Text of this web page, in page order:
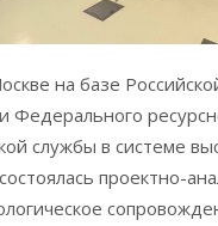
на базе
Федерального
службы в системе
проектно-